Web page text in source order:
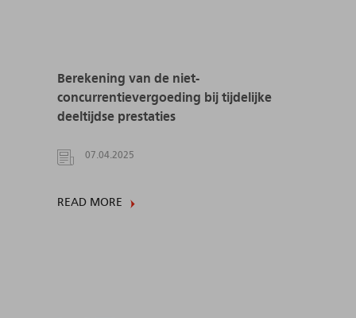
Berekening van de niet-
concurrentievergoeding bij tijdelijke
deeltijdse prestaties
07.04.2025
READ MORE